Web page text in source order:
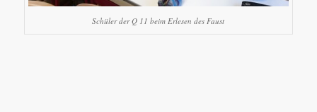
Schüler der Q 11 beim Erlesen des Faust